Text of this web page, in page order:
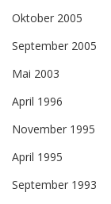
Oktober 2005
September 2005
Mai 2003
April 1996
November 1995
April 1995
September 1993